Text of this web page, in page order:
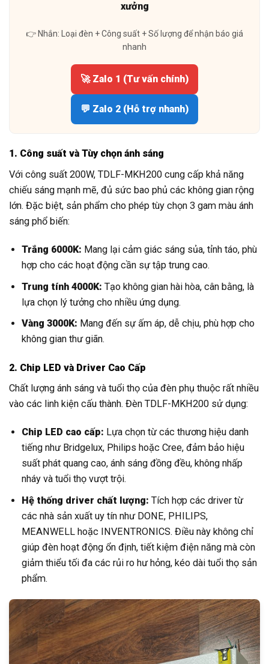
xưởng
👉 Nhắn: Loại đèn + Công suất + Số lượng để nhận báo giá
nhanh
🚀 Zalo 1 (Tư vấn chính)
💬 Zalo 2 (Hỗ trợ nhanh)
1. Công suất và Tùy chọn ánh sáng
Với công suất 200W, TDLF-MKH200 cung cấp khả năng
chiếu sáng mạnh mẽ, đủ sức bao phủ các không gian rộng
lớn. Đặc biệt, sản phẩm cho phép tùy chọn 3 gam màu ánh
sáng phổ biến:
Trắng 6000K: Mang lại cảm giác sáng sủa, tỉnh táo, phù
hợp cho các hoạt động cần sự tập trung cao.
Trung tính 4000K: Tạo không gian hài hòa, cân bằng, là
lựa chọn lý tưởng cho nhiều ứng dụng.
Vàng 3000K: Mang đến sự ấm áp, dễ chịu, phù hợp cho
không gian thư giãn.
2. Chip LED và Driver Cao Cấp
Chất lượng ánh sáng và tuổi thọ của đèn phụ thuộc rất nhiều
vào các linh kiện cấu thành. Đèn TDLF-MKH200 sử dụng:
Chip LED cao cấp: Lựa chọn từ các thương hiệu danh
tiếng như Bridgelux, Philips hoặc Cree, đảm bảo hiệu
suất phát quang cao, ánh sáng đồng đều, không nhấp
nháy và tuổi thọ vượt trội.
Hệ thống driver chất lượng: Tích hợp các driver từ
các nhà sản xuất uy tín như DONE, PHILIPS,
MEANWELL hoặc INVENTRONICS. Điều này không chỉ
giúp đèn hoạt động ổn định, tiết kiệm điện năng mà còn
giảm thiểu tối đa các rủi ro hư hỏng, kéo dài tuổi thọ sản
phẩm.